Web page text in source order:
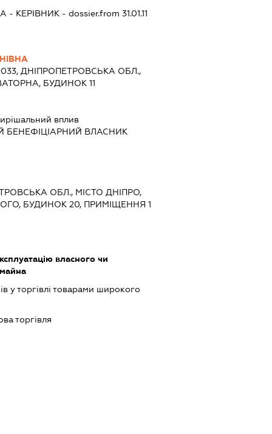
- КЕРІВНИК - dossier.from 31.01.11
ДНІПРОПЕТРОВСЬКА ОБЛ.,
БУДИНОК 11
вплив
БЕНЕФІЦІАРНИЙ ВЛАСНИК
ОБЛ., МІСТО ДНІПРО,
БУДИНОК 20, ПРИМІЩЕННЯ 1
власного чи
у торгівлі товарами широкого
торгівля